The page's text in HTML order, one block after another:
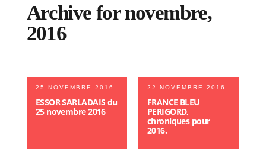
Archive for novembre,
2016
25 NOVEMBRE 2016
ESSOR SARLADAIS du
25 novembre 2016
22 NOVEMBRE 2016
FRANCE BLEU
PERIGORD,
chroniques pour
2016.